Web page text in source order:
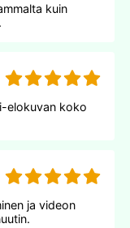
kuin
elokuvan koko
ja videon